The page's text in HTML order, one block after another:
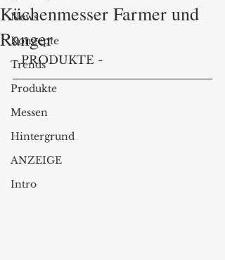
News
Konzepte
Trends
Produkte
Messen
Hintergrund
ANZEIGE
Intro
Küchenmesser Farmer und
Ranger
- PRODUKTE -